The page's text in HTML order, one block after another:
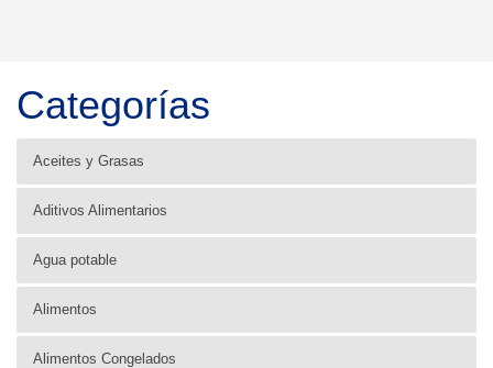
Categorías
Aceites y Grasas
Aditivos Alimentarios
Agua potable
Alimentos
Alimentos Congelados